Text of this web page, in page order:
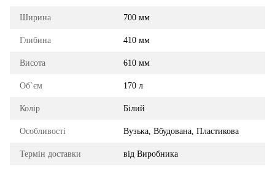
Ширина 700 мм
Глибина 410 мм
Висота 610 мм
Об`єм 170 л
Колір Білий
Особливості Вузька, Вбудована, Пластикова
Термін доставки від Виробника